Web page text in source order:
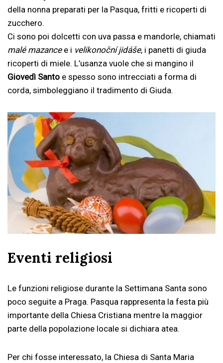
della nonna preparati per la Pasqua, fritti e ricoperti di
zucchero.
Ci sono poi dolcetti con uva passa e mandorle, chiamati
malé mazancee i velikonoční jidáše, i panetti di giuda
ricoperti di miele. L’usanza vuole che si mangino il
Giovedì Santo e spesso sono intrecciati a forma di
corda, simboleggiano il tradimento di Giuda.
Eventi religiosi
Le funzioni religiose durante la Settimana Santa sono
poco seguite a Praga. Pasqua rappresenta la festa più
importante della Chiesa Cristiana mentre la maggior
parte della popolazione locale si dichiara atea.
Per chi fosse interessato, la Chiesa di Santa Maria